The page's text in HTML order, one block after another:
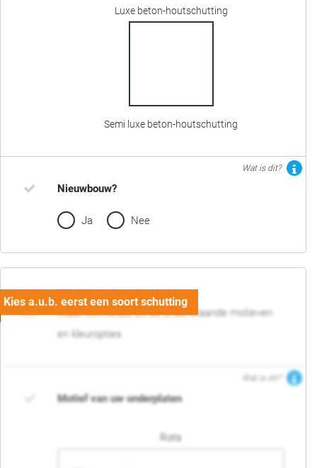
Luxe beton-houtschutting
Semi luxe beton-houtschutting
Wat is dit?
Nieuwbouw?
Ja Nee
02. Motief en kleur
Maak een keuze uit de onderstaande motieven
en kleuropties
Wat is dit?
Motief van uw onderplaten
Rots